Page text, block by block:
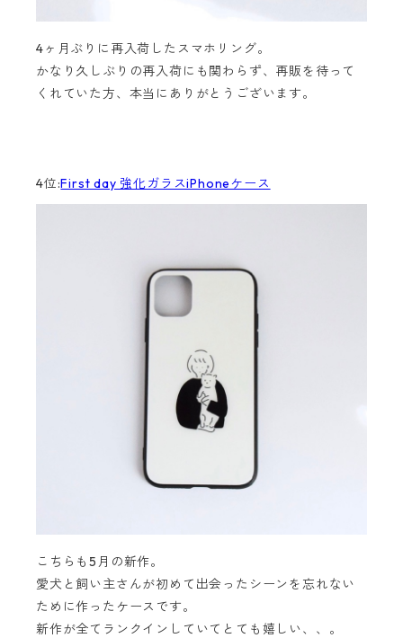
4ヶ月ぶりに再入荷したスマホリング。
かなり久しぶりの再入荷にも関わらず、再販を待って
くれていた方、本当にありがとうございます。
4位:First day 強化ガラスiPhoneケース
こちらも5月の新作。
愛犬と飼い主さんが初めて出会ったシーンを忘れない
ために作ったケースです。
新作が全てランクインしていてとても嬉しい、、。